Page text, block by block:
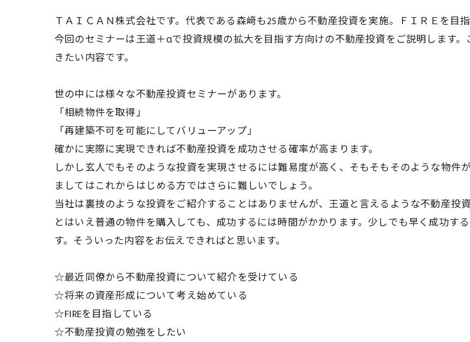
ＴＡＩＣＡＮ株式会社です。代表である森﨑も25歳から不動産投資を実施。ＦＩＲＥを目
今回のセミナーは王道＋αで投資規模の拡大を目指す方向けの不動産投資をご説明します
きたい内容です。
世の中には様々な不動産投資セミナーがあります。
「相続物件を取得」
「再建築不可を可能にしてバリューアップ」
確かに実際に実現できれば不動産投資を成功させる確率が高まります。
しかし玄人でもそのような投資を実現させるには難易度が高く、そもそもそのような物件
ましてはこれからはじめる方ではさらに難しいでしょう。
当社は裏技のような投資をご紹介することはありませんが、王道と言えるような不動産投
とはいえ普通の物件を購入しても、成功するには時間がかかります。少しでも早く成功す
す。そういった内容をお伝えできればと思います。
☆最近同僚から不動産投資について紹介を受けている
☆将来の資産形成について考え始めている
☆FIREを目指している
☆不動産投資の勉強をしたい